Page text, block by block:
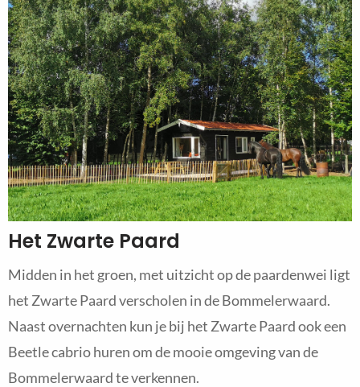
Het Zwarte Paard
Midden in het groen, met uitzicht op de paardenwei ligt
het Zwarte Paard verscholen in de Bommelerwaard.
Naast overnachten kun je bij het Zwarte Paard ook een
Beetle cabrio huren om de mooie omgeving van de
Bommelerwaard te verkennen.